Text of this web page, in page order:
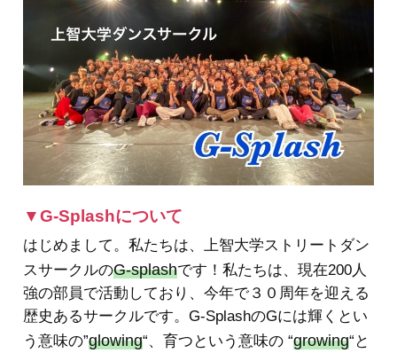
▼G-Splashについて
はじめまして。私たちは、上智大学ストリートダン
スサークルのG-splashです！私たちは、現在200人
強の部員で活動しており、今年で３０周年を迎える
歴史あるサークルです。G-SplashのGには輝くとい
う意味の”glowing“、育つという意味の “growing“と